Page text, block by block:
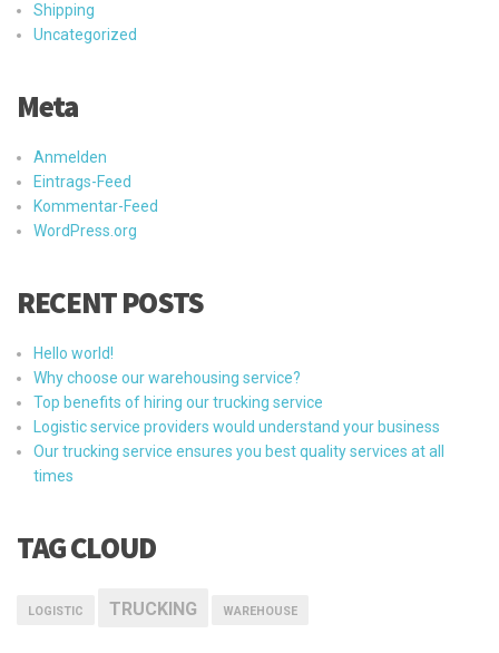
Shipping
Uncategorized
Meta
Anmelden
Eintrags-Feed
Kommentar-Feed
WordPress.org
RECENT POSTS
Hello world!
Why choose our warehousing service?
Top benefits of hiring our trucking service
Logistic service providers would understand your business
Our trucking service ensures you best quality services at all
times
TAG CLOUD
LOGISTIC TRUCKING WAREHOUSE